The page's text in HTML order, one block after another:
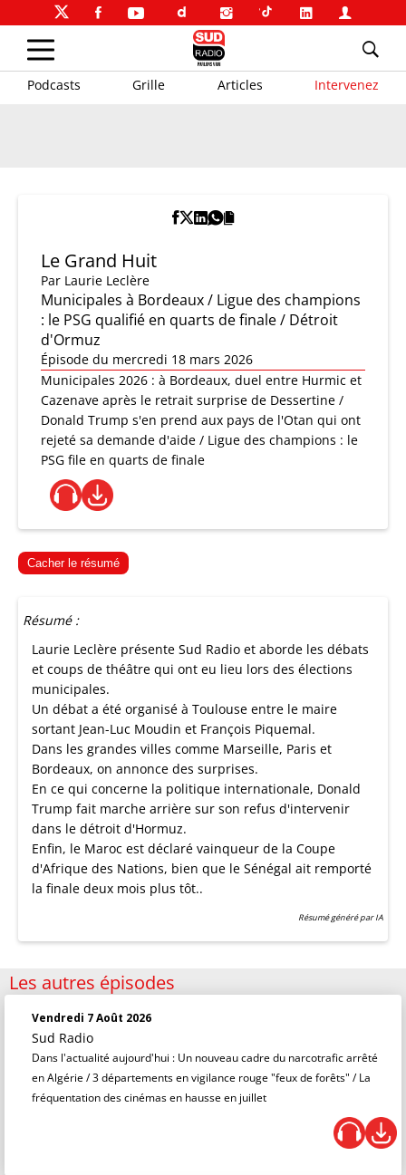
Podcasts Grille Articles Intervenez
Le Grand Huit
Par Laurie Leclère
Municipales à Bordeaux / Ligue des champions
: le PSG qualifié en quarts de finale / Détroit
d'Ormuz
Épisode du mercredi 18 mars 2026
Municipales 2026 : à Bordeaux, duel entre Hurmic et
Cazenave après le retrait surprise de Dessertine /
Donald Trump s'en prend aux pays de l'Otan qui ont
rejeté sa demande d'aide / Ligue des champions : le
PSG file en quarts de finale
Cacher le résumé
Résumé :
Laurie Leclère présente Sud Radio et aborde les débats
et coups de théâtre qui ont eu lieu lors des élections
municipales.
Un débat a été organisé à Toulouse entre le maire
sortant Jean-Luc Moudin et François Piquemal.
Dans les grandes villes comme Marseille, Paris et
Bordeaux, on annonce des surprises.
En ce qui concerne la politique internationale, Donald
Trump fait marche arrière sur son refus d'intervenir
dans le détroit d'Hormuz.
Enfin, le Maroc est déclaré vainqueur de la Coupe
d'Afrique des Nations, bien que le Sénégal ait remporté
la finale deux mois plus tôt..
Résumé généré par IA
Les autres épisodes
Vendredi 7 Août 2026
Sud Radio
Dans l'actualité aujourd'hui : Un nouveau cadre du narcotrafic arrêté
en Algérie / 3 départements en vigilance rouge "feux de forêts" / La
fréquentation des cinémas en hausse en juillet